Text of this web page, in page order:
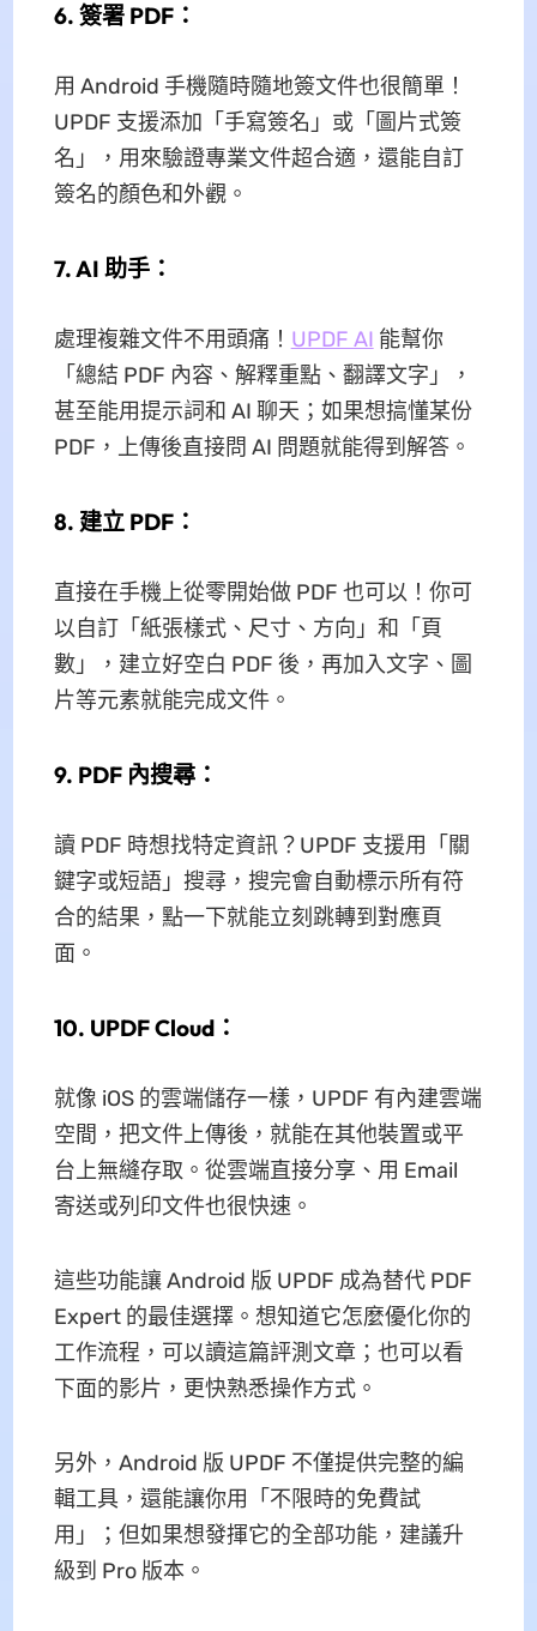
6. 簽署 PDF：
用 Android 手機隨時隨地簽文件也很簡單！
UPDF 支援添加「手寫簽名」或「圖片式簽
名」，用來驗證專業文件超合適，還能自訂
簽名的顏色和外觀。
7. AI 助手：
處理複雜文件不用頭痛！ UPDF AI 能幫你
「總結 PDF 內容、解釋重點、翻譯文字」，
甚至能用提示詞和 AI 聊天；如果想搞懂某份
PDF，上傳後直接問 AI 問題就能得到解答。
8. 建立 PDF：
直接在手機上從零開始做 PDF 也可以！你可
以自訂「紙張樣式、尺寸、方向」和「頁
數」，建立好空白 PDF 後，再加入文字、圖
片等元素就能完成文件。
9. PDF 內搜尋：
讀 PDF 時想找特定資訊？UPDF 支援用「關
鍵字或短語」搜尋，搜完會自動標示所有符
合的結果，點一下就能立刻跳轉到對應頁
面。
10. UPDF Cloud：
就像 iOS 的雲端儲存一樣，UPDF 有內建雲端
空間，把文件上傳後，就能在其他裝置或平
台上無縫存取。從雲端直接分享、用 Email
寄送或列印文件也很快速。
這些功能讓 Android 版 UPDF 成為替代 PDF
Expert 的最佳選擇。想知道它怎麼優化你的
工作流程，可以讀這篇評測文章；也可以看
下面的影片，更快熟悉操作方式。
另外，Android 版 UPDF 不僅提供完整的編
輯工具，還能讓你用「不限時的免費試
用」；但如果想發揮它的全部功能，建議升
級到 Pro 版本。